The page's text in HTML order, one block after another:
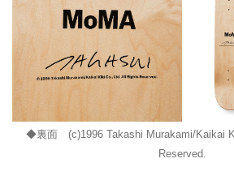
◆裏面 (c)1996 Takashi Murakami/Kaikai
Reserved.